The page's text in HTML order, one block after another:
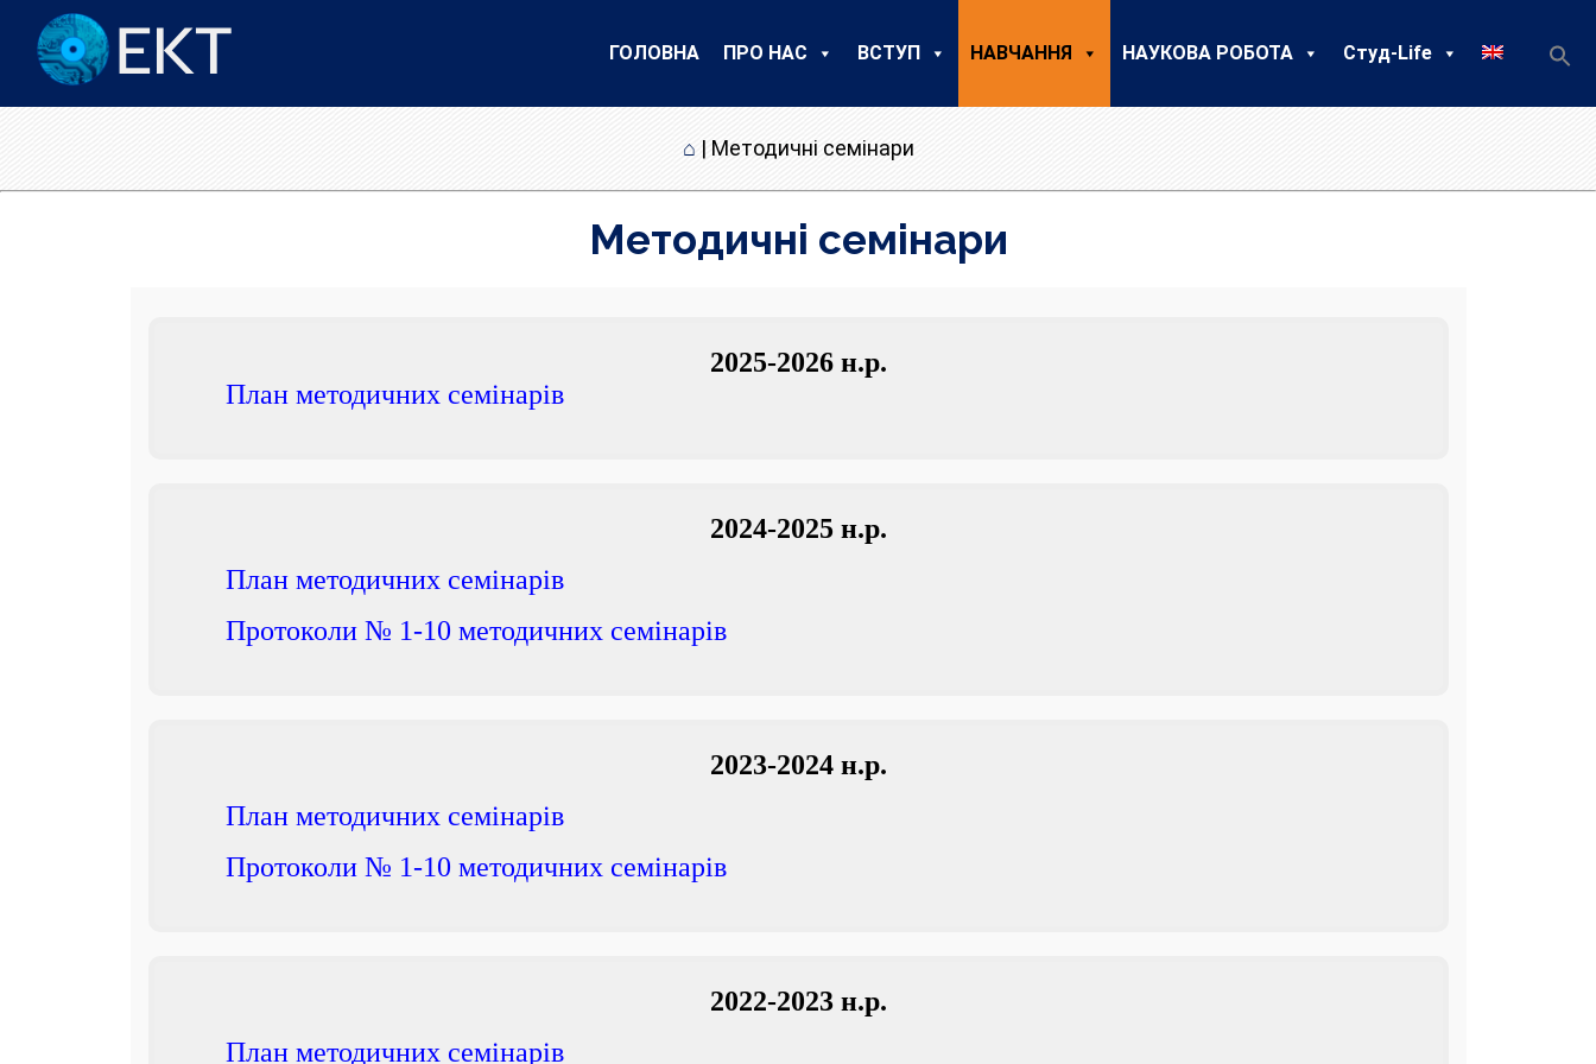
ГОЛОВНА ПРО НАС ВСТУП НАВЧАННЯ НАУКОВА РОБОТА Студ-Life
⌂ | Методичні семінари
Методичні семінари
2025-2026 н.р.
План методичних семінарів
2024-2025 н.р.
План методичних семінарів
Протоколи № 1-10 методичних семінарів
2023-2024 н.р.
План методичних семінарів
Протоколи № 1-10 методичних семінарів
2022-2023 н.р.
План методичних семінарів